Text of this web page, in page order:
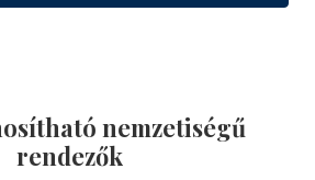
nemzetiségű
rendezők